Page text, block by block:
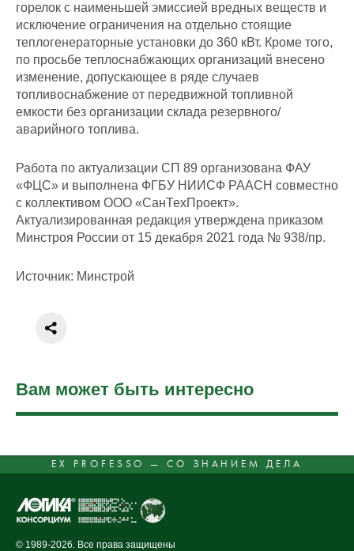
горелок с наименьшей эмиссией вредных веществ и
исключение ограничения на отдельно стоящие
теплогенераторные установки до 360 кВт. Кроме того,
по просьбе теплоснабжающих организаций внесено
изменение, допускающее в ряде случаев
топливоснабжение от передвижной топливной
емкости без организации склада резервного/
аварийного топлива.
Работа по актуализации СП 89 организована ФАУ
«ФЦС» и выполнена ФГБУ НИИСФ РААСН совместно
с коллективом ООО «СанТехПроект».
Актуализированная редакция утверждена приказом
Минстроя России от 15 декабря 2021 года № 938/пр.
Источник: Минстрой
Вам может быть интересно
EX PROFESSO — СО ЗНАНИЕМ ДЕЛА
© 1989-2026. Все права защищены